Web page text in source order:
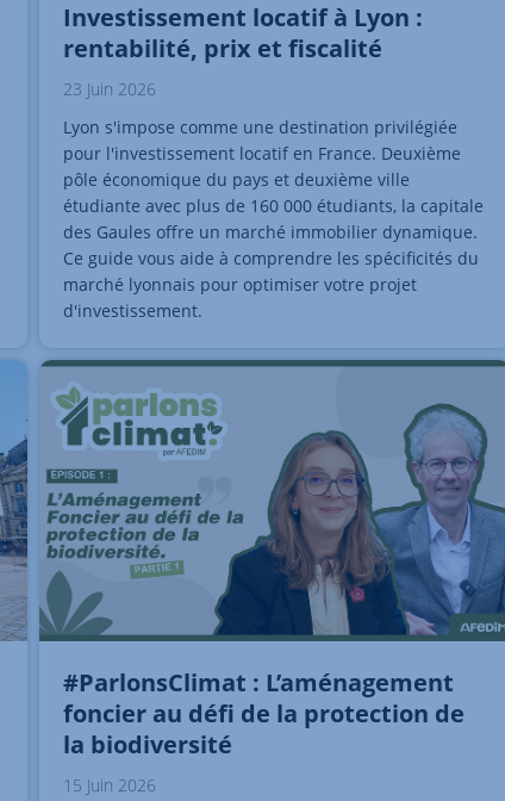
Investissement locatif à Lyon :
rentabilité, prix et fiscalité
23 Juin 2026
Lyon s'impose comme une destination privilégiée
pour l'investissement locatif en France. Deuxième
pôle économique du pays et deuxième ville
étudiante avec plus de 160 000 étudiants, la capitale
des Gaules offre un marché immobilier dynamique.
Ce guide vous aide à comprendre les spécificités du
marché lyonnais pour optimiser votre projet
d'investissement.
#ParlonsClimat : L’aménagement
foncier au défi de la protection de
la biodiversité
15 Juin 2026